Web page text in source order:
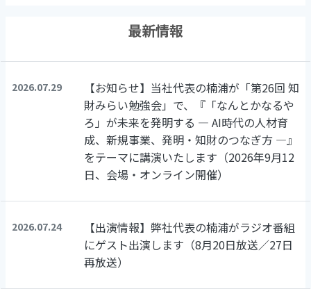
最新情報
2026.07.29
【お知らせ】当社代表の楠浦が「第26回 知
財みらい勉強会」で、『「なんとかなるや
ろ」が未来を発明する ― AI時代の人材育
成、新規事業、発明・知財のつなぎ方 ―』
をテーマに講演いたします（2026年9月12
日、会場・オンライン開催）
2026.07.24
【出演情報】弊社代表の楠浦がラジオ番組
にゲスト出演します（8月20日放送／27日
再放送）